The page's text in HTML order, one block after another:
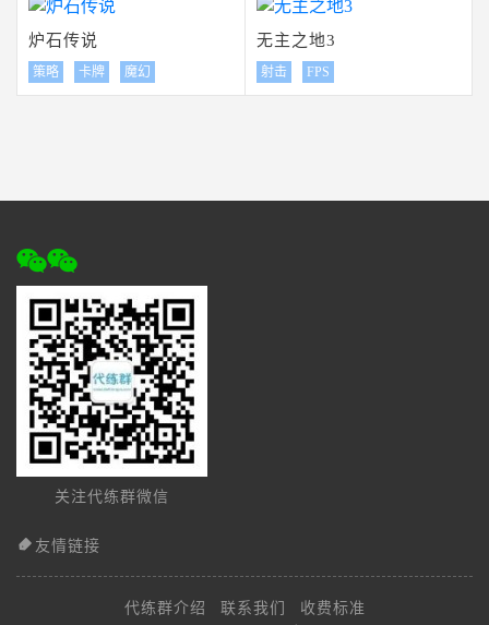
炉石传说
策略 卡牌 魔幻
无主之地3
射击 FPS
关注代练群微信
友情链接
代练群介绍 联系我们
收费标准